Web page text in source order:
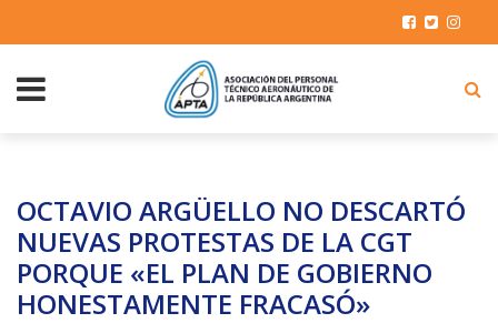
OCTAVIO ARGÜELLO NO DESCARTÓ
NUEVAS PROTESTAS DE LA CGT
PORQUE «EL PLAN DE GOBIERNO
HONESTAMENTE FRACASÓ»